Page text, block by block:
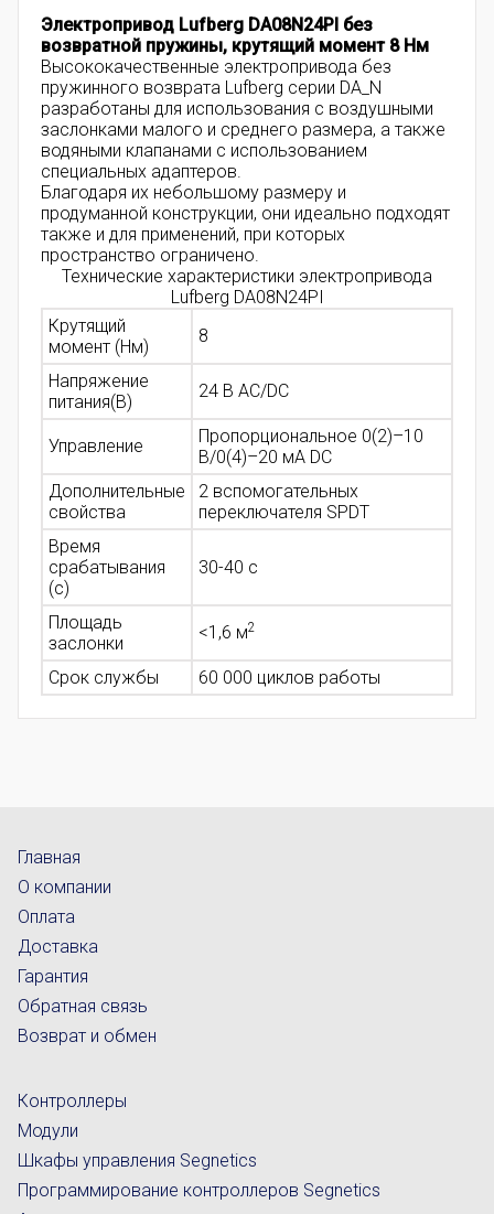
Электропривод Lufberg DA08N24PI без
возвратной пружины, крутящий момент8 Нм
Высококачественные электропривода без
пружинного возврата Lufberg серии DA_N
разработаны для использования с воздушными
заслонками малого и среднего размера, а также
водяными клапанами с использованием
специальных адаптеров.
Благодаря их небольшому размеру и
продуманной конструкции, они идеально подходят
также и для применений, при которых
пространство ограничено.
Технические характеристики электропривода
Lufberg DA08N24PI
Крутящий
момент (Нм)
8
Напряжение
питания(В)
24 В AC/DC
Управление
Пропорциональное 0(2)–10
В/0(4)–20 мА DC
Дополнительные
свойства
2 вспомогательных
переключателя SPDT
Время
срабатывания
(с)
30-40 с
Площадь
заслонки
<1,6 м2
Срок службы 60 000 циклов работы
Главная
О компании
Оплата
Доставка
Гарантия
Обратная связь
Возврат и обмен
Контроллеры
Модули
Шкафы управления Segnetics
Программирование контроллеров Segnetics